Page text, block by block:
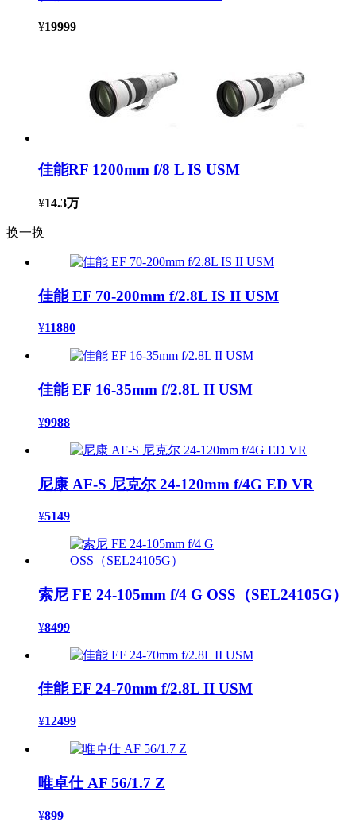
¥19999
佳能RF 1200mm f/8 L IS USM
¥14.3万
换一换
佳能 EF 70-200mm f/2.8L IS II USM
¥11880
佳能 EF 16-35mm f/2.8L II USM
¥9988
尼康 AF-S 尼克尔 24-120mm f/4G ED VR
¥5149
索尼 FE 24-105mm f/4 G OSS（SEL24105G）
¥8499
佳能 EF 24-70mm f/2.8L II USM
¥12499
唯卓仕 AF 56/1.7 Z
¥899